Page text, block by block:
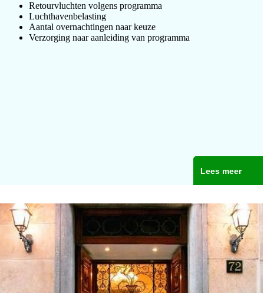
Retourvluchten volgens programma
Luchthavenbelasting
Aantal overnachtingen naar keuze
Verzorging naar aanleiding van programma
Lees meer